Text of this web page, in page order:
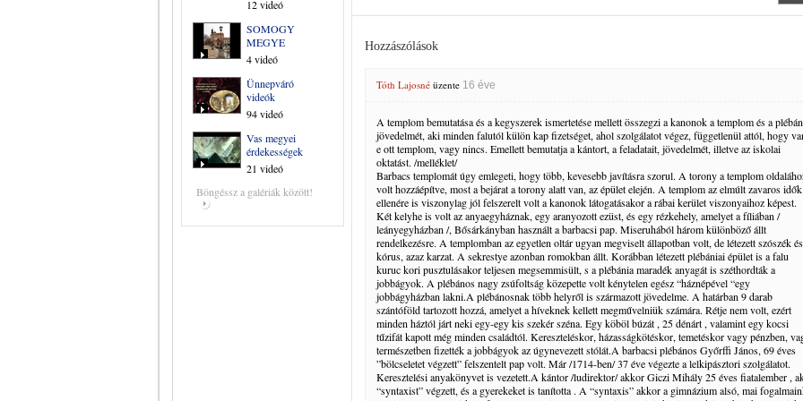
12 videó
SOMOGY
MEGYE
4 videó
Ünnepváró
videók
94 videó
Vas megyei
érdekességek
21 videó
Böngéssz a galériák között!
Hozzászólások
Tóth Lajosné üzente 16 éve
A templom bemutatása és a kegyszerek ismertetése mellett összegzi a kanonok a templom és a
jövedelmét, aki minden falutól külön kap fizetséget, ahol szolgálatot végez, függetlenül attól, hogy
e ott templom, vagy nincs. Emellett bemutatja a kántort, a feladatait, jövedelmét, illetve az iskolai
oktatást. /melléklet/
Barbacs templomát úgy emlegeti, hogy több, kevesebb javításra szorul. A torony a templom
volt hozzáépítve, most a bejárat a torony alatt van, az épület elején. A templom az elmúlt zavaros idők
ellenére is viszonylag jól felszerelt volt a kanonok látogatásakor a rábai kerület viszonyaihoz képest.
Két kelyhe is volt az anyaegyháznak, egy aranyozott ezüst, és egy rézkehely, amelyet a fíliában /
leányegyházban /, Bősárkányban használt a barbacsi pap. Miseruhából három különböző állt
rendelkezésre. A templomban az egyetlen oltár ugyan megviselt állapotban volt, de létezett szószék és
kórus, azaz karzat. A sekrestye azonban romokban állt. Korábban létezett plébániai épület is a falu
kuruc kori pusztulásakor teljesen megsemmisült, s a plébánia maradék anyagát is széthordták a
jobbágyok. A plébános nagy zsúfoltság közepette volt kénytelen egész “háznépével “egy
jobbágyházban lakni.A plébánosnak több helyről is származott jövedelme. A határban 9 darab
szántóföld tartozott hozzá, amelyet a híveknek kellett megművelniük számára. Rétje nem volt, ezért
minden háztól járt neki egy-egy kis szekér széna. Egy köböl búzát , 25 dénárt , valamint egy kocsi
tűzifát kapott még minden családtól. Kereszteléskor, házasságkötéskor, temetéskor vagy pénzben,
természetben fizették a jobbágyok az úgynevezett stólát.A barbacsi plébános Győrffi János, 69 éves
”bölcseletet végzett” felszentelt pap volt. Már /1714-ben/ 37 éve végezte a lelkipásztori szolgálatot.
Keresztelési anyakönyvet is vezetett.A kántor /ludirektor/ akkor Giczi Mihály 25 éves fiatalember ,
“syntaxist” végzett, és a gyerekeket is tanította . A “syntaxis” akkor a gimnázium alsó, mai